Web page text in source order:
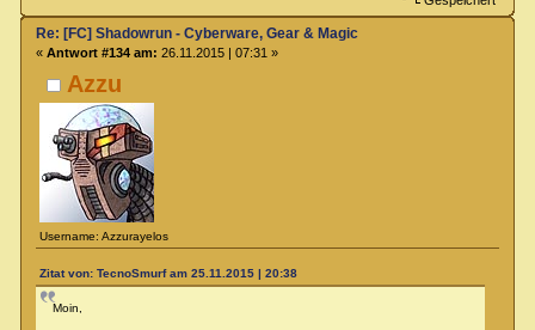
Azzu
Username: Azzurayelos
Re: [FC] Shadowrun - Cyberware, Gear & Magic
« Antwort #134 am: 26.11.2015 | 07:31 »
Zitat von: TecnoSmurf am 25.11.2015 | 20:38
Moin,